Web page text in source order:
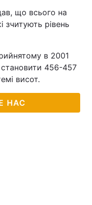
що всього на
зчитують рівень
в 2001
456-457
висот.
НАС